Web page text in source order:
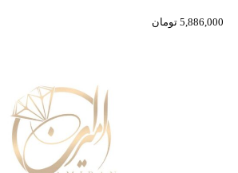
5,886,000 تومان